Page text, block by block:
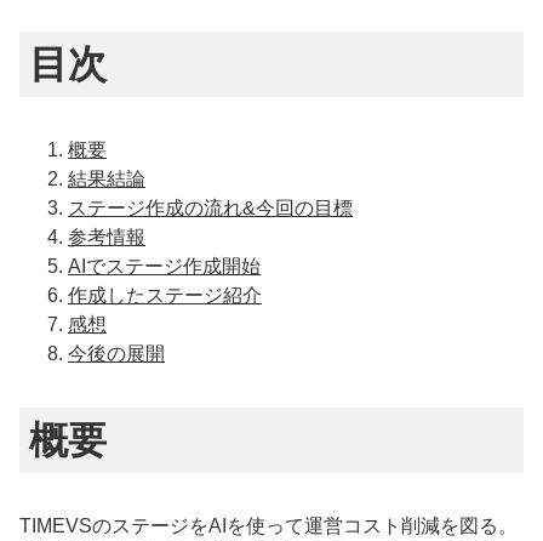
目次
概要
結果結論
ステージ作成の流れ&今回の目標
参考情報
AIでステージ作成開始
作成したステージ紹介
感想
今後の展開
概要
TIMEVSのステージをAIを使って運営コスト削減を図る。